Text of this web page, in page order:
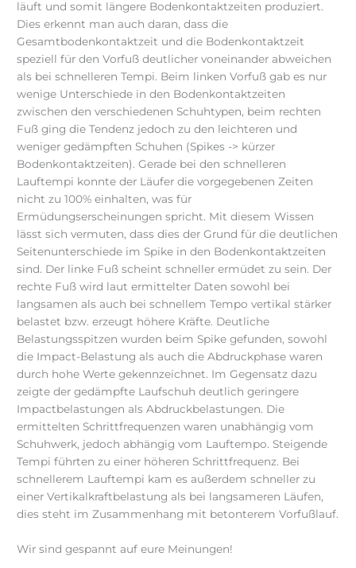
läuft und somit längere Bodenkontaktzeiten produziert.
Dies erkennt man auch daran, dass die
Gesamtbodenkontaktzeit und die Bodenkontaktzeit
speziell für den Vorfuß deutlicher voneinander abweichen
als bei schnelleren Tempi. Beim linken Vorfuß gab es nur
wenige Unterschiede in den Bodenkontaktzeiten
zwischen den verschiedenen Schuhtypen, beim rechten
Fuß ging die Tendenz jedoch zu den leichteren und
weniger gedämpften Schuhen (Spikes -> kürzer
Bodenkontaktzeiten). Gerade bei den schnelleren
Lauftempi konnte der Läufer die vorgegebenen Zeiten
nicht zu 100% einhalten, was für
Ermüdungserscheinungen spricht. Mit diesem Wissen
lässt sich vermuten, dass dies der Grund für die deutlichen
Seitenunterschiede im Spike in den Bodenkontaktzeiten
sind. Der linke Fuß scheint schneller ermüdet zu sein. Der
rechte Fuß wird laut ermittelter Daten sowohl bei
langsamen als auch bei schnellem Tempo vertikal stärker
belastet bzw. erzeugt höhere Kräfte. Deutliche
Belastungsspitzen wurden beim Spike gefunden, sowohl
die Impact-Belastung als auch die Abdruckphase waren
durch hohe Werte gekennzeichnet. Im Gegensatz dazu
zeigte der gedämpfte Laufschuh deutlich geringere
Impactbelastungen als Abdruckbelastungen. Die
ermittelten Schrittfrequenzen waren unabhängig vom
Schuhwerk, jedoch abhängig vom Lauftempo. Steigende
Tempi führten zu einer höheren Schrittfrequenz. Bei
schnellerem Lauftempi kam es außerdem schneller zu
einer Vertikalkraftbelastung als bei langsameren Läufen,
dies steht im Zusammenhang mit betonterem Vorfußlauf.
Wir sind gespannt auf eure Meinungen!